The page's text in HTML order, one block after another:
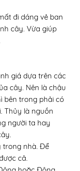
đi dáng vẻ ban
cây. Vừa giúp
giá dựa trên các
cây. Nên là chậu
bên trong phải có
Thủy là nguồn
người ta hay
trong nhà. Để
cả.